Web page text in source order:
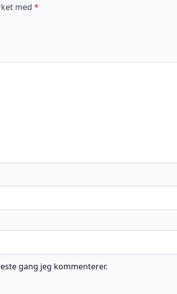
med *
gang jeg kommenterer.